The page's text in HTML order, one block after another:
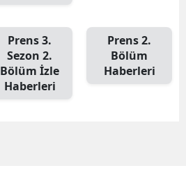
Muş
Nevşehir
Niğde
Prens 3.
Sezon 2.
Bölüm İzle
Haberleri
Prens 2.
Bölüm
Haberleri